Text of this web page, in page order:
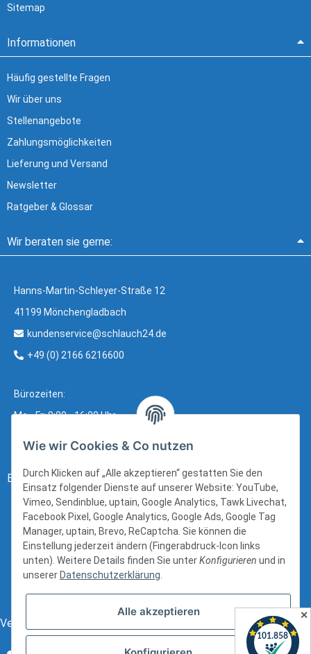
Sitemap
Informationen
Häufig gestellte Fragen
Wir über uns
Stellenangebote
Zahlungsmöglichkeiten
Lieferung und Versand
Newsletter
Ratgeber & Glossar
Wir beraten sie gerne:
Hanns-Martin-Schleyer-Straße 12
41199 Mönchengladbach
kundenservice@schlauch24.de
+49 (0) 2166 6216600
Bürozeiten:
Mo - Fr: 8:00 - 16:00 Uhr
Bezahlung:
Versand:
Wie wir Cookies & Co nutzen
Durch Klicken auf „Alle akzeptieren“ gestatten Sie den
Einsatz folgender Dienste auf unserer Website: YouTube,
Vimeo, Sendinblue, uptain, Google Analytics, Tawk Livechat,
Facebook Pixel, Google Analytics, Google Ads, Google Tag
Manager, uptain, Brevo, ReCaptcha. Sie können die
Einstellung jederzeit ändern (Fingerabdruck-Icon links
unten). Weitere Details finden Sie unterKonfigurieren und in
unserer Datenschutzerklärung.
Alle akzeptieren ✕